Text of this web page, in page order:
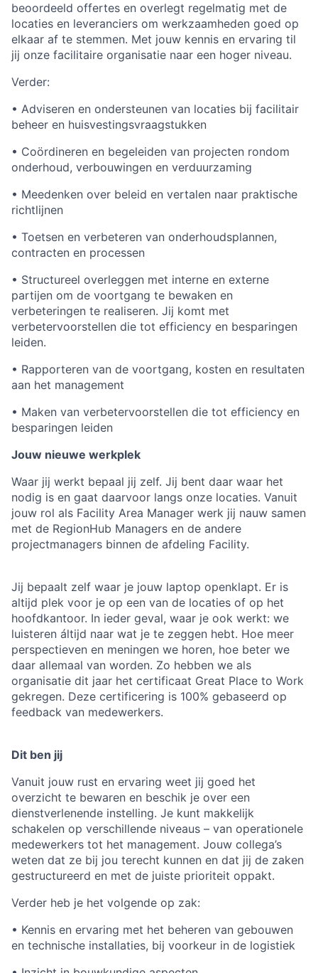
beoordeeld offertes en overlegt regelmatig met de
locaties en leveranciers om werkzaamheden goed op
elkaar af te stemmen. Met jouw kennis en ervaring til
jij onze facilitaire organisatie naar een hoger niveau.
Verder:
• Adviseren en ondersteunen van locaties bij facilitair
beheer en huisvestingsvraagstukken
• Coördineren en begeleiden van projecten rondom
onderhoud, verbouwingen en verduurzaming
• Meedenken over beleid en vertalen naar praktische
richtlijnen
• Toetsen en verbeteren van onderhoudsplannen,
contracten en processen
• Structureel overleggen met interne en externe
partijen om de voortgang te bewaken en
verbeteringen te realiseren. Jij komt met
verbetervoorstellen die tot efficiency en besparingen
leiden.
• Rapporteren van de voortgang, kosten en resultaten
aan het management
• Maken van verbetervoorstellen die tot efficiency en
besparingen leiden
Jouw nieuwe werkplek
Waar jij werkt bepaal jij zelf. Jij bent daar waar het
nodig is en gaat daarvoor langs onze locaties. Vanuit
jouw rol als Facility Area Manager werk jij nauw samen
met de RegionHub Managers en de andere
projectmanagers binnen de afdeling Facility.
Jij bepaalt zelf waar je jouw laptop openklapt. Er is
altijd plek voor je op een van de locaties of op het
hoofdkantoor. In ieder geval, waar je ook werkt: we
luisteren áltijd naar wat je te zeggen hebt. Hoe meer
perspectieven en meningen we horen, hoe beter we
daar allemaal van worden. Zo hebben we als
organisatie dit jaar het certificaat Great Place to Work
gekregen. Deze certificering is 100% gebaseerd op
feedback van medewerkers.
Dit ben jij
Vanuit jouw rust en ervaring weet jij goed het
overzicht te bewaren en beschik je over een
dienstverlenende instelling. Je kunt makkelijk
schakelen op verschillende niveaus – van operationele
medewerkers tot het management. Jouw collega’s
weten dat ze bij jou terecht kunnen en dat jij de zaken
gestructureerd en met de juiste prioriteit oppakt.
Verder heb je het volgende op zak:
• Kennis en ervaring met het beheren van gebouwen
en technische installaties, bij voorkeur in de logistiek